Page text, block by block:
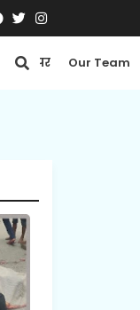
ई-पेपर Our Team